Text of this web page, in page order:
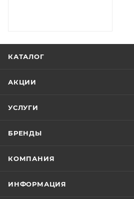
КАТАЛОГ
АКЦИИ
УСЛУГИ
БРЕНДЫ
КОМПАНИЯ
ИНФОРМАЦИЯ